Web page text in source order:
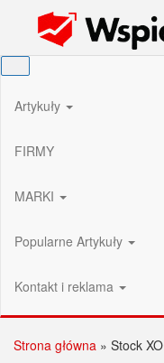
Wspieram Rozwój PL
Artykuły
FIRMY
MARKI
Popularne Artykuły
Kontakt i reklama
Strona główna » Stock XO